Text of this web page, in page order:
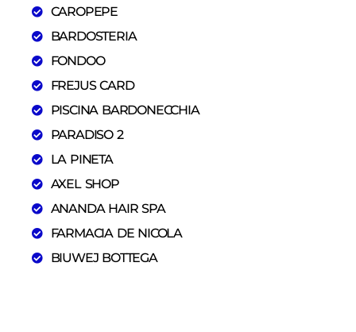
CAROPEPE
BARDOSTERIA
FONDOO
FREJUS CARD
PISCINA BARDONECCHIA
PARADISO 2
LA PINETA
AXEL SHOP
ANANDA HAIR SPA
FARMACIA DE NICOLA
BIUWEJ BOTTEGA